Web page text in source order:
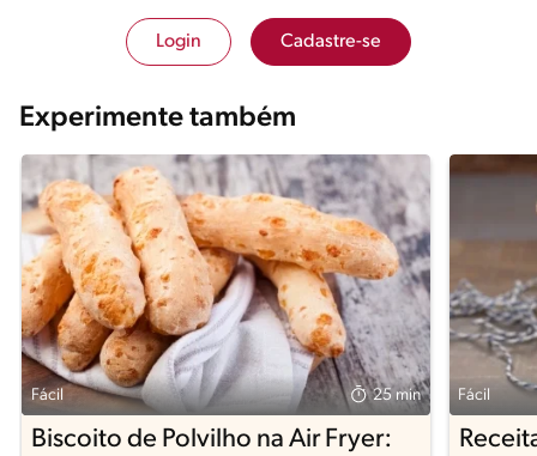
Login Cadastre-se
Experimente também
Fácil 25 min
Biscoito de Polvilho na Air Fryer:
Fácil